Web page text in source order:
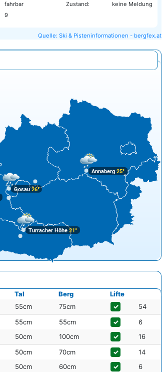
fahrbar
9
Zustand:
keine Meldung
Quelle: Ski & Pisteninformationen - bergfex.at
Gosau26°
Turracher Höhe 21°
Annaberg25°
Tal Berg
Lifte
55cm 75cm ✓
54
55cm 55cm ✓
6
50cm 100cm ✓
16
50cm 70cm ✓
14
50cm 60cm ✓
6